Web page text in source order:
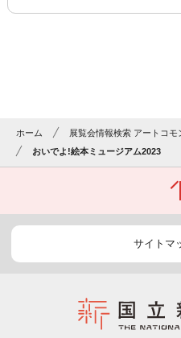
ホーム
展覧会情報検索 アートコモ
おいでよ!絵本ミュージアム2023
サイトマ